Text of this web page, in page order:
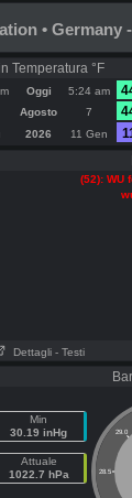
•
Temperatura °F
Oggi 5:24 am
Agosto 7
2026 11 Gen
(52): WU
Dettagli - Testi
Min
30.19 inHg
Attuale
1022.7 hPa
29.0
28.5